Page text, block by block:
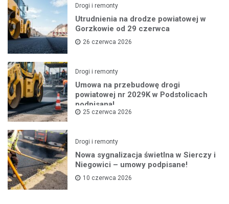
Drogi i remonty
Utrudnienia na drodze powiatowej w
Gorzkowie od 29 czerwca
26 czerwca 2026
Drogi i remonty
Umowa na przebudowę drogi
powiatowej nr 2029K w Podstolicach
podpisana!
25 czerwca 2026
Drogi i remonty
Nowa sygnalizacja świetlna w Sierczy i
Niegowici – umowy podpisane!
10 czerwca 2026